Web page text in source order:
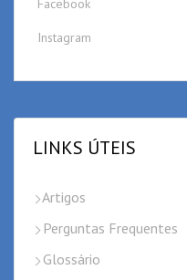
Facebook
Instagram
LINKS ÚTEIS
Artigos
Perguntas Frequentes
Glossário